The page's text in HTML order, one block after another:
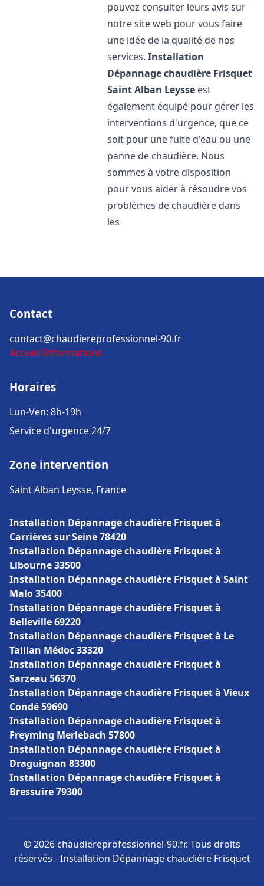
pouvez consulter leurs avis sur
notre site web pour vous faire
une idée de la qualité de nos
services.Installation
Dépannage chaudière Frisquet
Saint Alban Leysse est
également équipé pour gérer les
interventions d'urgence, que ce
soit pour une fuite d'eau ou une
panne de chaudière. Nous
sommes à votre disposition
pour vous aider à résoudre vos
problèmes de chaudière dans
les
Contact
contact@chaudiereprofessionnel-90.fr
Accueil Informations
Horaires
Lun-Ven: 8h-19h
Service d'urgence 24/7
Zone intervention
Saint Alban Leysse, France
Installation Dépannage chaudière Frisquet à
Carrières sur Seine 78420
Installation Dépannage chaudière Frisquet à
Libourne 33500
Installation Dépannage chaudière Frisquet à Saint
Malo 35400
Installation Dépannage chaudière Frisquet à
Belleville 69220
Installation Dépannage chaudière Frisquet à Le
Taillan Médoc 33320
Installation Dépannage chaudière Frisquet à
Sarzeau 56370
Installation Dépannage chaudière Frisquet à Vieux
Condé 59690
Installation Dépannage chaudière Frisquet à
Freyming Merlebach 57800
Installation Dépannage chaudière Frisquet à
Draguignan 83300
Installation Dépannage chaudière Frisquet à
Bressuire 79300
© 2026 chaudiereprofessionnel-90.fr. Tous droits
réservés - Installation Dépannage chaudière Frisquet